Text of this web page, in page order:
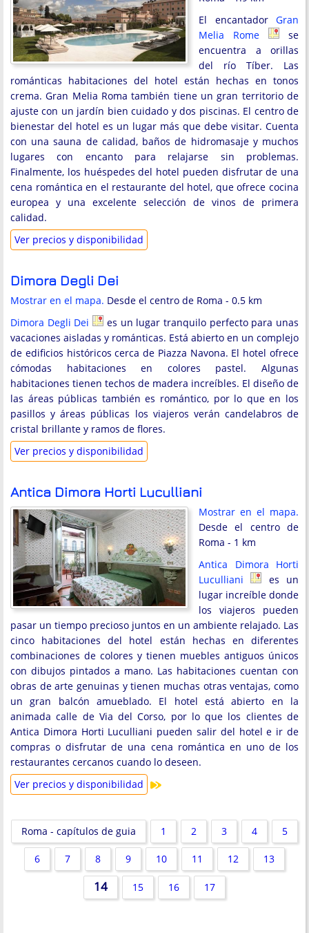
El encantador Gran
Melia Rome
se
encuentra a orillas
del río Tíber. Las
románticas habitaciones del hotel están hechas en tonos
crema. Gran Melia Roma también tiene un gran territorio de
ajuste con un jardín bien cuidado y dos piscinas. El centro de
bienestar del hotel es un lugar más que debe visitar. Cuenta
con una sauna de calidad, baños de hidromasaje y muchos
lugares con encanto para relajarse sin problemas.
Finalmente, los huéspedes del hotel pueden disfrutar de una
cena romántica en el restaurante del hotel, que ofrece cocina
europea y una excelente selección de vinos de primera
calidad.
Ver precios y disponibilidad
Dimora Degli Dei
Mostrar en el mapa. Desde el centro de Roma - 0.5 km
Dimora Degli Dei
es un lugar tranquilo perfecto para unas
vacaciones aisladas y románticas. Está abierto en un complejo
de edificios históricos cerca de Piazza Navona. El hotel ofrece
cómodas habitaciones en colores pastel. Algunas
habitaciones tienen techos de madera increíbles. El diseño de
las áreas públicas también es romántico, por lo que en los
pasillos y áreas públicas los viajeros verán candelabros de
cristal brillante y ramos de flores.
Ver precios y disponibilidad
Antica Dimora Horti Luculliani
Mostrar en el mapa.
Desde el centro de
Roma - 1 km
Antica Dimora Horti
Luculliani
es un
lugar increíble donde
los viajeros pueden
pasar un tiempo precioso juntos en un ambiente relajado. Las
cinco habitaciones del hotel están hechas en diferentes
combinaciones de colores y tienen muebles antiguos únicos
con dibujos pintados a mano. Las habitaciones cuentan con
obras de arte genuinas y tienen muchas otras ventajas, como
un gran balcón amueblado. El hotel está abierto en la
animada calle de Via del Corso, por lo que los clientes de
Antica Dimora Horti Luculliani pueden salir del hotel e ir de
compras o disfrutar de una cena romántica en uno de los
restaurantes cercanos cuando lo deseen.
Ver precios y disponibilidad
Roma - capítulos de guia 1 2 3 4 5
6 7 8 9 10 11 12 13
14 15 16 17